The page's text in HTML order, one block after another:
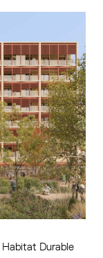
Habitat Durable